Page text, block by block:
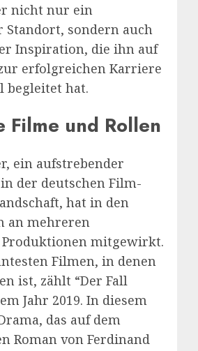
nicht nur ein
Standort, sondern auch
Inspiration, die ihn auf
erfolgreichen Karriere
begleitet hat.
Filme und Rollen
ein aufstrebender
der deutschen Film-
hat in den
an mehreren
Produktionen mitgewirkt.
Filmen, in denen
ist, zählt “Der Fall
Jahr 2019. In diesem
das auf dem
Roman von Ferdinand